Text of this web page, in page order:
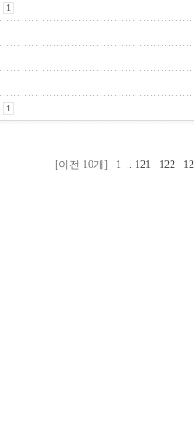
1
1
[이전 10개] 1 .. 121 122